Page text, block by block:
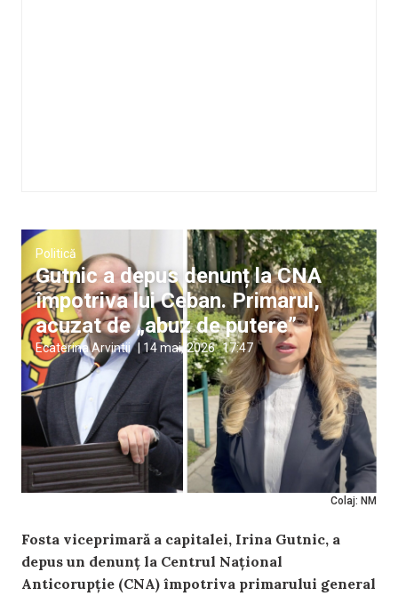
Colaj: NM
Politică
Gutnic a depus denunț la CNA
împotriva lui Ceban. Primarul,
acuzat de „abuz de putere”
Ecaterina Arvintii 14 mai, 2026 17:47
Fosta viceprimară a capitalei, Irina Gutnic, a
depus un denunț la Centrul Național
Anticorupție (CNA) împotriva primarului general